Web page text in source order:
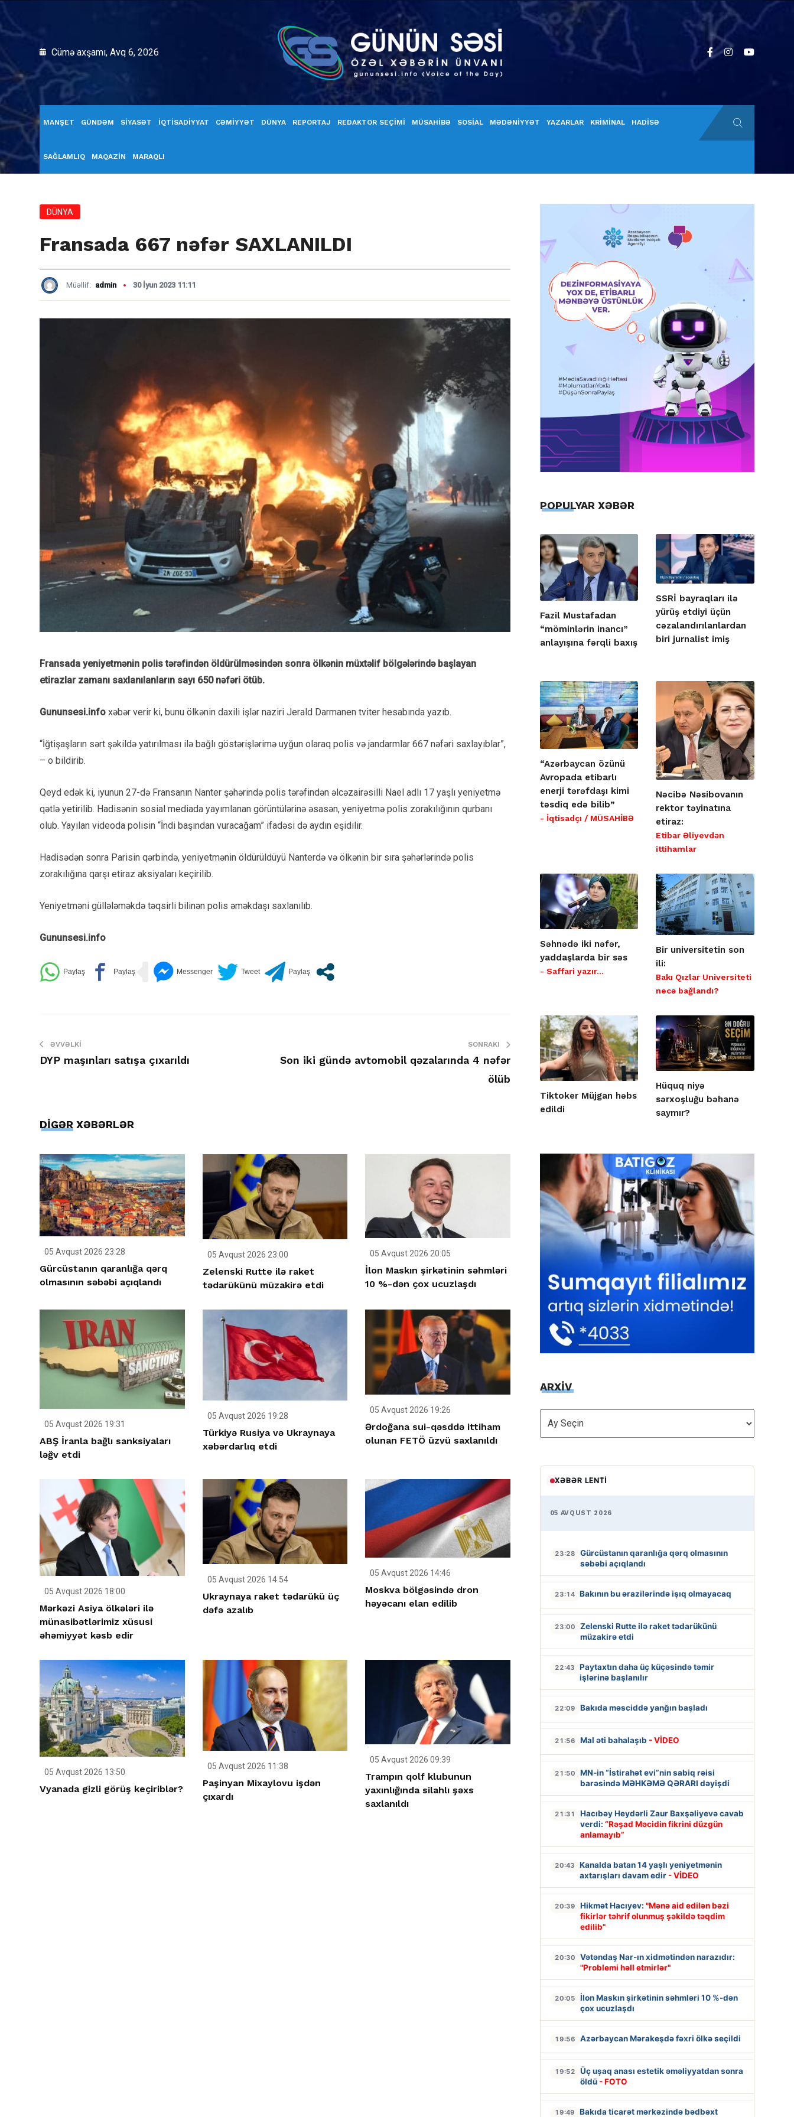
Cümə axşamı, Avq 6, 2026
MANŞET GÜNDƏM SİYASƏT İQTİSADİYYAT CƏMİYYƏT DÜNYA REPORTAJ REDAKTOR SEÇİMİ MÜSAHİBƏ SOSİAL MƏDƏNİYYƏT YAZARLAR KRİMİNAL HADİSƏ
SAĞLAMLIQ MAQAZİN MARAQLI
DÜNYA
Fransada 667 nəfər SAXLANILDI
Müəllif: admin 30 İyun 2023 11:11
Fransada yeniyetmənin polis tərəfindən öldürülməsindən sonra ölkənin müxtəlif bölgələrində başlayan
etirazlar zamanı saxlanılanların sayı 650 nəfəri ötüb.
Gununsesi.info xəbər verir ki, bunu ölkənin daxili işlər naziri Jerald Darmanen tviter hesabında yazıb.
“İğtişaşların sərt şəkildə yatırılması ilə bağlı göstərişlərimə uyğun olaraq polis və jandarmlar 667 nəfəri saxlayıblar”,
– o bildirib.
Qeyd edək ki, iyunun 27-də Fransanın Nanter şəhərində polis tərəfindən əlcəzairəsilli Nael adlı 17 yaşlı yeniyetmə
qətlə yetirilib. Hadisənin sosial mediada yayımlanan görüntülərinə əsasən, yeniyetmə polis zorakılığının qurbanı
olub. Yayılan videoda polisin “İndi başından vuracağam” ifadəsi də aydın eşidilir.
Hadisədən sonra Parisin qərbində, yeniyetmənin öldürüldüyü Nanterdə və ölkənin bir sıra şəhərlərində polis
zorakılığına qarşı etiraz aksiyaları keçirilib.
Yeniyetməni güllələməkdə təqsirli bilinən polis əməkdaşı saxlanılıb.
Gununsesi.info
ƏVVƏLKI
DYP maşınları satışa çıxarıldı
SONRAKI
Son iki gündə avtomobil qəzalarında 4 nəfər
ölüb
DİGƏR XƏBƏRLƏR
05 Avqust 2026 23:28
Gürcüstanın qaranlığa qərq
olmasının səbəbi açıqlandı
05 Avqust 2026 23:00
Zelenski Rutte ilə raket
tədarükünü müzakirə etdi
05 Avqust 2026 20:05
İlon Maskın şirkətinin səhmləri
10 %-dən çox ucuzlaşdı
05 Avqust 2026 19:31
ABŞ İranla bağlı sanksiyaları
ləğv etdi
05 Avqust 2026 19:28
Türkiyə Rusiya və Ukraynaya
xəbərdarlıq etdi
05 Avqust 2026 19:26
Ərdoğana sui-qəsddə ittiham
olunan FETÖ üzvü saxlanıldı
05 Avqust 2026 18:00
Mərkəzi Asiya ölkələri ilə
münasibətlərimiz xüsusi
əhəmiyyət kəsb edir
05 Avqust 2026 14:54
Ukraynaya raket tədarükü üç
dəfə azalıb
05 Avqust 2026 14:46
Moskva bölgəsində dron
həyəcanı elan edilib
05 Avqust 2026 13:50
Vyanada gizli görüş keçiriblər?
05 Avqust 2026 11:38
Paşinyan Mixaylovu işdən
çıxardı
05 Avqust 2026 09:39
Trampın qolf klubunun
yaxınlığında silahlı şəxs
saxlanıldı
POPULYAR XƏBƏR
Fazil Mustafadan
“möminlərin inancı”
anlayışına fərqli baxış
SSRİ bayraqları ilə
yürüş etdiyi üçün
cəzalandırılanlardan
biri jurnalist imiş
“Azərbaycan özünü
Avropada etibarlı
enerji tərəfdaşı kimi
təsdiq edə bilib”
- İqtisadçı / MÜSAHİBƏ
Nəcibə Nəsibovanın
rektor təyinatına
etiraz:
Etibar Əliyevdən
ittihamlar
Səhnədə iki nəfər,
yaddaşlarda bir səs
- Saffari yazır…
Bir universitetin son
ili:
Bakı Qızlar Universiteti
necə bağlandı?
Tiktoker Müjgan həbs
edildi
Hüquq niyə
sərxoşluğu bəhanə
saymır?
ARXİV
ARXİV
XƏBƏR LENTI
05 AVQUST 2026
23:28
Gürcüstanın qaranlığa qərq olmasının
səbəbi açıqlandı
23:14 Bakının bu ərazilərində işıq olmayacaq
23:00
Zelenski Rutte ilə raket tədarükünü
müzakirə etdi
22:43
Paytaxtın daha üç küçəsində təmir
işlərinə başlanılır
22:09 Bakıda məsciddə yanğın başladı
21:56 Mal əti bahalaşıb - VİDEO
21:50
MN-in “İstirahət evi”nin sabiq rəisi
barəsində MƏHKƏMƏ QƏRARI dəyişdi
21:31
Hacıbəy Heydərli Zaur Baxşəliyevə cavab
verdi: “Rəşad Məcidin fikrini düzgün
anlamayıb”
20:43
Kanalda batan 14 yaşlı yeniyetmənin
axtarışları davam edir - VİDEO
20:39 Hikmət Hacıyev: "Mənə aid edilən bəzi
fikirlər təhrif olunmuş şəkildə təqdim
edilib"
20:30
Vətəndaş Nar-ın xidmətindən narazıdır:
"Problemi həll etmirlər"
20:05
İlon Maskın şirkətinin səhmləri 10 %-dən
çox ucuzlaşdı
19:56 Azərbaycan Mərakeşdə fəxri ölkə seçildi
19:52
Üç uşaq anası estetik əməliyyatdan sonra
öldü - FOTO
19:49 Bakıda ticarət mərkəzində bədbəxt